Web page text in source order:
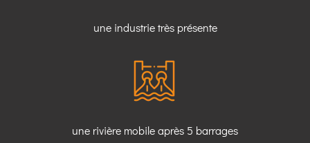
une industrie très présente
une rivière mobile après 5 barrages